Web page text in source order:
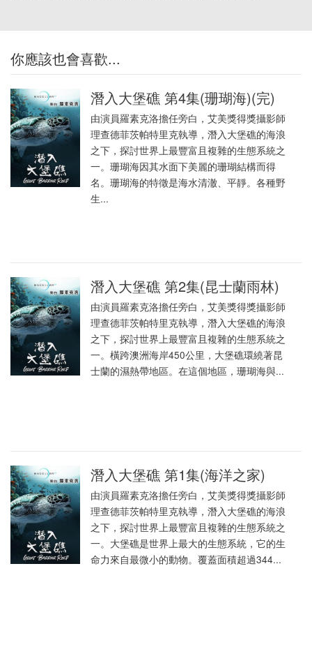
你應該也會喜歡...
潛入大堡礁 第4集(珊瑚海)(完)
由演員羅素克洛擔任旁白，艾美獎得獎攝影師
理查德菲茨帕特里克執導，潛入大堡礁的海浪
之下，探討世界上最豐富且複雜的生態系統之
一。珊瑚海因其水面下美麗的珊瑚結構而得
名。珊瑚海的特徵是海水清澈、平靜。各種野
生...
潛入大堡礁 第2集(昆士蘭雨林)
由演員羅素克洛擔任旁白，艾美獎得獎攝影師
理查德菲茨帕特里克執導，潛入大堡礁的海浪
之下，探討世界上最豐富且複雜的生態系統之
一。橫跨澳洲海岸450公里，大堡礁環繞著昆
士蘭的濕熱帶地區。在這個地區，珊瑚海與...
潛入大堡礁 第1集(海洋之家)
由演員羅素克洛擔任旁白，艾美獎得獎攝影師
理查德菲茨帕特里克執導，潛入大堡礁的海浪
之下，探討世界上最豐富且複雜的生態系統之
一。大堡礁是世界上最大的生態系統，它的生
命力來自最微小的動物。覆蓋面積超過344...